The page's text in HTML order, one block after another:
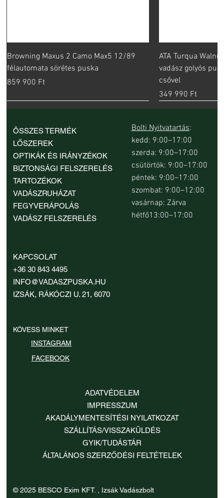
Browning Maxus 2 Camo Max5 12/89
félautomata sörétes puska
Ár
859 900 Ft
ATA Turqua
vadász golyós
csővel
Ár
349 990 Ft
Blaser R8 Professional 2.0 8,5x55 Blaser
vadász golyós puska rövidített csővel
Ár1 620 000 Ft
Rusan Picatinny sín Steyr Mannlicher
régi modell puskához 100,3 mm
furattávolság
Ár35 900 Ft
Rusan Picatinny sín Sauer 100 és Sauer
101 puskákhoz
Ár35 900 Ft
Rusan Picatinny sín Steyr SBS Classic
CLII és SM12 MA puskákhoz
Ár35 900 Ft
Rusan Picatinny sín Sauer 202 Standard
puskához
Ár35 900 Ft
Rusan Picatinny sín Steyr SBS Classic
CLII és SM12 LA puskákhoz
Ár35 900 Ft
Rusan Picatinny sín Steyr Mannlicher
régi modell puskához, 81.8 mm
furattávolság
Ár35 900 Ft
ADATVÉDELEM
IMPRESSZUM
AKADÁLYMENTESÍTÉSI NYILATKOZAT
SZÁLLÍTÁS/VISSZAKÜLDÉS
GYIK/TUDÁSTÁR
ÁLTALÁNOS SZERZŐDÉSI FELTÉTELEK
ÖSSZES TERMÉK
LŐSZEREK
OPTIKÁK ÉS IRÁNYZÉKOK
BIZTONSÁGI FELSZERELÉS
TARTOZÉKOK
VADÁSZRUHÁZAT
FEGYVERÁPOLÁS
VADÁSZ FELSZERELÉS
KÖVESS MINKET
INSTAGRAM
FACEBOOK
© 2025 BESCO Exim KFT. , Izsák Vadászbolt
KAPCSOLAT
+36 30 843 4495
INFO@VADASZPUSKA.HU
IZSÁK, RÁKÓCZI U. 21, 6070
Bolti Nyitvatartás:
kedd: 9:00–17:00
szerda: 9:00–17:00
csütörtök: 9:00–17:00
péntek: 9:00–17:00
szombat: 9:00–12:00
vasárnap: Zárva
hétfő13:00–17:00